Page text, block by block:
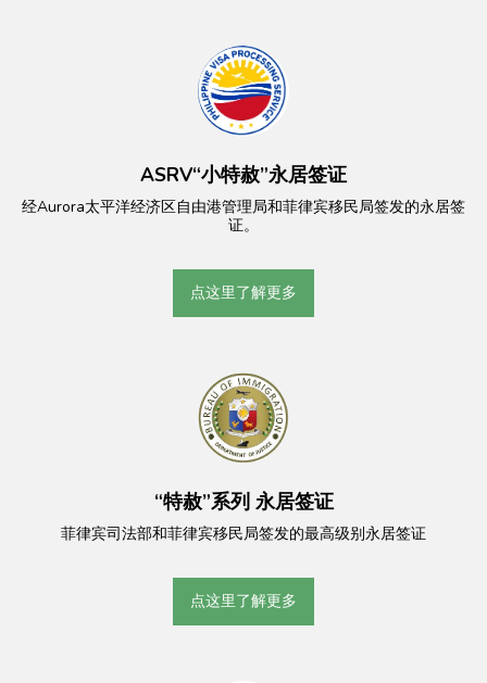
ASRV“小特赦”永居签证
经Aurora太平洋经济区自由港管理局和菲律宾移民局签发的永居签
证。
点这里了解更多
“特赦”系列 永居签证
菲律宾司法部和菲律宾移民局签发的最高级别永居签证
点这里了解更多